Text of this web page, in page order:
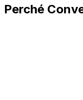
Perché